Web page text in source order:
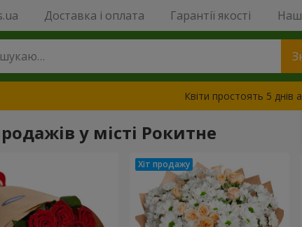
Доставка і оплата Гарантії якості
Квіти простоять 5 днів
у місті Рокитне